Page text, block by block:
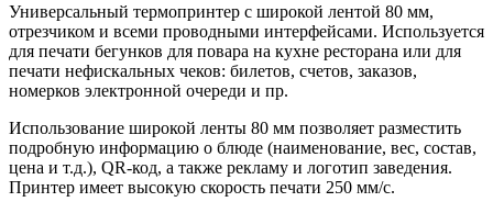
Универсальный термопринтер с широкой лентой 80 мм,
отрезчиком и всеми проводными интерфейсами. Используется
для печати бегунков для повара на кухне ресторана или для
печати нефискальных чеков: билетов, счетов, заказов,
номерков электронной очереди и пр.
Использование широкой ленты 80 мм позволяет разместить
подробную информацию о блюде (наименование, вес, состав,
цена и т.д.), QR-код, а также рекламу и логотип заведения.
Принтер имеет высокую скорость печати 250 мм/с.